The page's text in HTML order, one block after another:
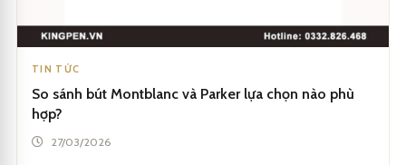
TIN TỨC
So sánh bút Montblanc và Parker lựa chọn nào phù
hợp?
27/03/2026